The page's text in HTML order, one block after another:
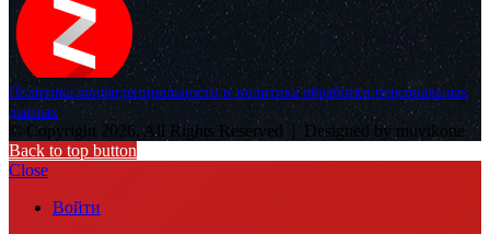
Политика конфиденциальности и политика обработки персональных
данных
© Copyright 2026, All Rights Reserved |
Designed by muvikone
Back to top button
Close
Войти